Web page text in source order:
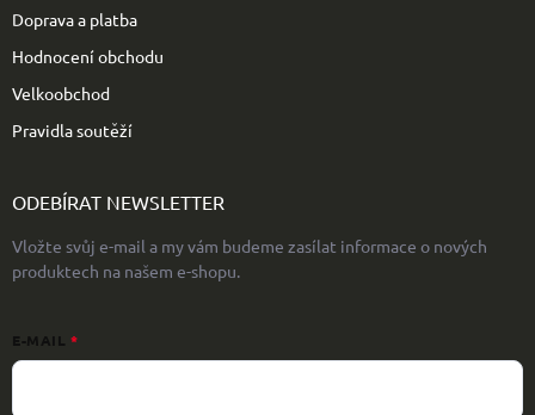
Doprava a platba
Hodnocení obchodu
Velkoobchod
Pravidla soutěží
ODEBÍRAT NEWSLETTER
Vložte svůj e-mail a my vám budeme zasílat informace o nových
produktech na našem e-shopu.
E-MAIL